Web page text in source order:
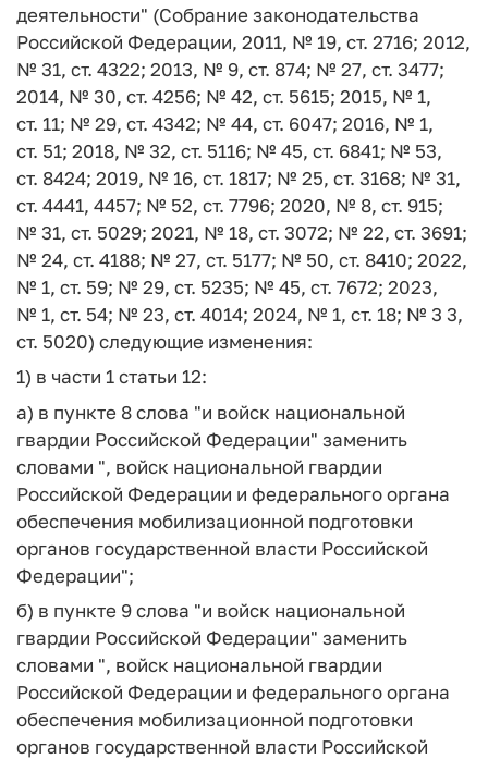
деятельности" (Собрание законодательства
Российской Федерации, 2011, № 19, ст. 2716; 2012,
№ 31, ст. 4322; 2013, № 9, ст. 874; № 27, ст. 3477;
2014, № 30, ст. 4256; № 42, ст. 5615; 2015, № 1,
ст. 11; № 29, ст. 4342; № 44, ст. 6047; 2016, № 1,
ст. 51; 2018, № 32, ст. 5116; № 45, ст. 6841; № 53,
ст. 8424; 2019, № 16, ст. 1817; № 25, ст. 3168; № 31,
ст. 4441, 4457; № 52, ст. 7796; 2020, № 8, ст. 915;
№ 31, ст. 5029; 2021, № 18, ст. 3072; № 22, ст. 3691;
№ 24, ст. 4188; № 27, ст. 5177; № 50, ст. 8410; 2022,
№ 1, ст. 59; № 29, ст. 5235; № 45, ст. 7672; 2023,
№ 1, ст. 54; № 23, ст. 4014; 2024, № 1, ст. 18; № 3 3,
ст. 5020) следующие изменения:
1) в части 1 статьи 12:
а) в пункте 8 слова "и войск национальной
гвардии Российской Федерации" заменить
словами ", войск национальной гвардии
Российской Федерации и федерального органа
обеспечения мобилизационной подготовки
органов государственной власти Российской
Федерации";
б) в пункте 9 слова "и войск национальной
гвардии Российской Федерации" заменить
словами ", войск национальной гвардии
Российской Федерации и федерального органа
обеспечения мобилизационной подготовки
органов государственной власти Российской